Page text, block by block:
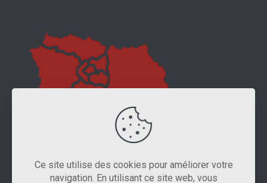
Ce site utilise des cookies pour améliorer votre
navigation. En utilisant ce site web, vous